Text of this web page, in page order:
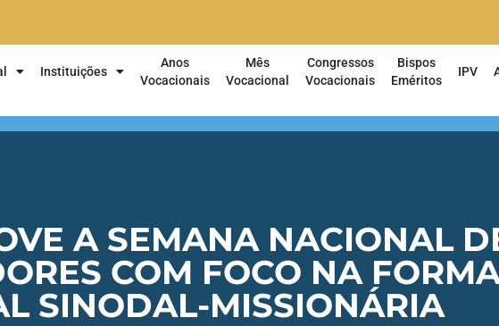
Instituições
Anos
Vocacionais
Mês
Vocacional
Congressos
Vocacionais
Bispos
Eméritos
IPV
A SEMANA NACIONAL
COM FOCO NA
SINODAL-MISSIONÁRIA